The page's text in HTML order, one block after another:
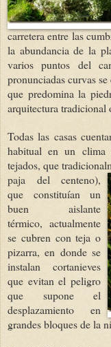
carretera entre las
la abundancia de la
varios puntos del
pronunciadas curvas
que predomina la
arquitectura tradicional
Todas las casas
habitual en un clima
tejados, que
paja del centeno),
que constituían un
buen aislante
térmico, actualmente
se cubren con teja o
pizarra, en donde se
instalan cortanieves
que evitan el peligro
que supone el
desplazamiento en
grandes bloques de la